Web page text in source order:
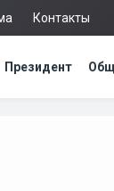
Контакты
Президент